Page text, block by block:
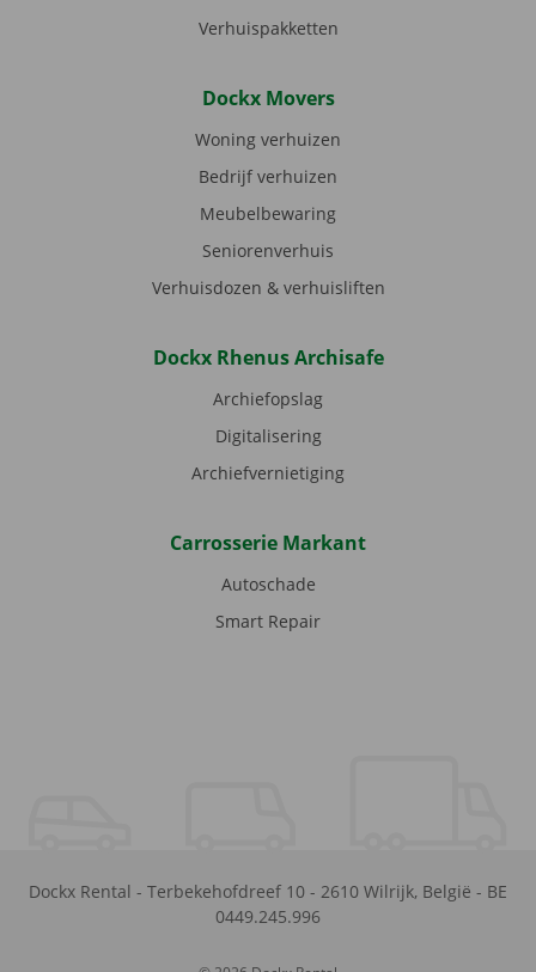
Verhuispakketten
Dockx Movers
Woning verhuizen
Bedrijf verhuizen
Meubelbewaring
Seniorenverhuis
Verhuisdozen & verhuisliften
Dockx Rhenus Archisafe
Archiefopslag
Digitalisering
Archiefvernietiging
Carrosserie Markant
Autoschade
Smart Repair
Dockx Rental - Terbekehofdreef 10 - 2610 Wilrijk, België - BE
0449.245.996